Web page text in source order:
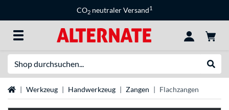
CO2 neutraler Versand1
StartseiteWerkzeug Handwerkzeug Zangen Flachzangen